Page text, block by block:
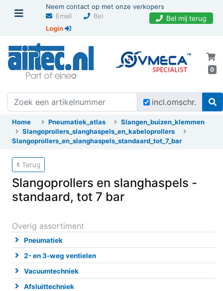
Neem contact op met onze verkopers
Email
Bel Bel mij terug
Login
0
incl.omschr.
Home Pneumatiek_atlas
Slangen_buizen_klemmen
Slangoprollers_slanghaspels_en_kabeloprollers
Slangoprollers_en_slanghaspels_standaard_tot_7_bar
Terug
Slangoprollers en slanghaspels -
standaard, tot 7 bar
Overig assortiment
Pneumatiek
2- en 3-weg ventielen
Vacuumtechniek
Afsluittechniek